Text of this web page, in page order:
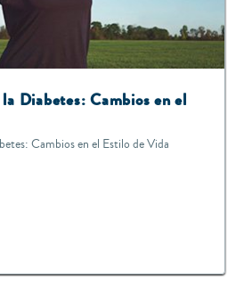
Diabetes: Cambios en el
Cambios en el Estilo de Vida